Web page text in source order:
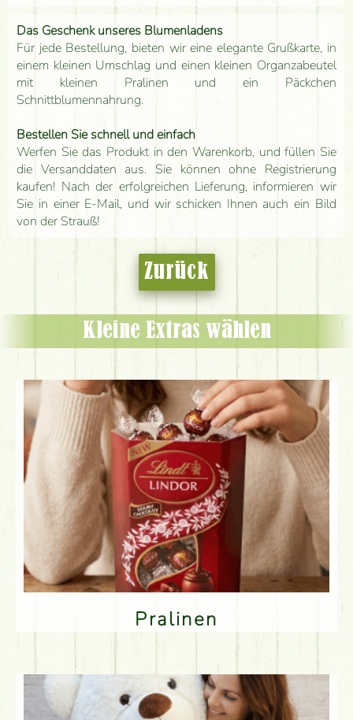
Das Geschenk unseres Blumenladens
Für jede Bestellung, bieten wir eine elegante Grußkarte, in
einem kleinen Umschlag und einen kleinen Organzabeutel
mit kleinen Pralinen und ein Päckchen
Schnittblumennahrung.
Bestellen Sie schnell und einfach
Werfen Sie das Produkt in den Warenkorb, und füllen Sie
die Versanddaten aus. Sie können ohne Registrierung
kaufen! Nach der erfolgreichen Lieferung, informieren wir
Sie in einer E-Mail, und wir schicken Ihnen auch ein Bild
von der Strauß!
Zurück
Kleine Extras wählen
Pralinen